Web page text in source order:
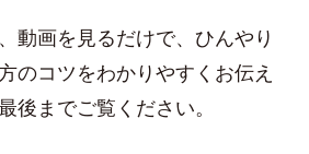
動画を見るだけで、ひんやり
のコツをわかりやすくお伝え
後までご覧ください。